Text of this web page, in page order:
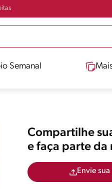
Semanal
Compartilhe
e faça parte da
Envie sua